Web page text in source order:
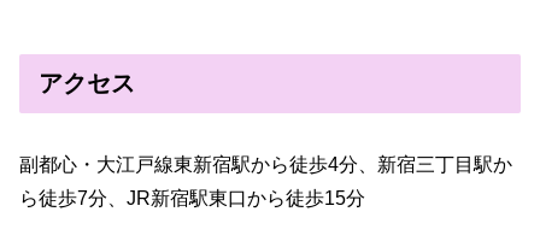
アクセス
副都心・大江戸線東新宿駅から徒歩4分、新宿三丁目駅か
ら徒歩7分、JR新宿駅東口から徒歩15分